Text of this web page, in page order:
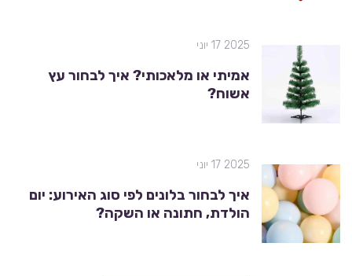
2025 17 יוני
אמיתי או מלאכותי? איך לבחור עץ
אשוח?
2025 17 יוני
איך לבחור בלונים לפי סוג האירוע: יום
הולדת, חתונה או השקה?